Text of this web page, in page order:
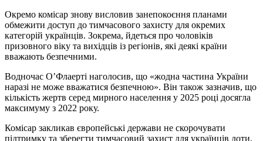
Окремо комісар знову висловив занепокоєння планами
обмежити доступ до тимчасового захисту для окремих
категорій українців. Зокрема, йдеться про чоловіків
призовного віку та вихідців із регіонів, які деякі країни
вважають безпечними.
Водночас О’Флаерті наголосив, що «жодна частина України
наразі не може вважатися безпечною». Він також зазначив, що
кількість жертв серед мирного населення у 2025 році досягла
максимуму з 2022 року.
Комісар закликав європейські держави не скорочувати
підтримку та зберегти тимчасовий захист для українців доти,